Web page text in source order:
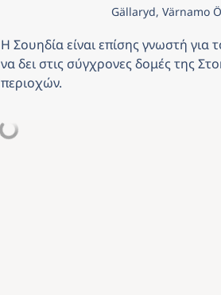
Gällaryd, Värnamo
Η Σουηδία είναι επίσης γνωστή για
να δει στις σύγχρονες δομές της
περιοχών.